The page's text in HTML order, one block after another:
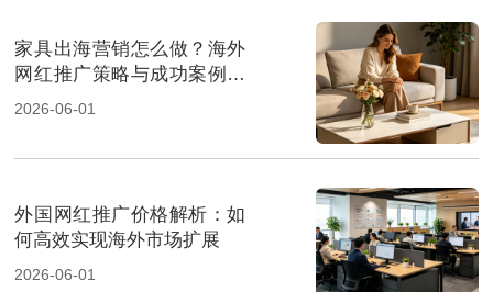
家具出海营销怎么做？海外
网红推广策略与成功案例解
析
2026-06-01
外国网红推广价格解析：如
何高效实现海外市场扩展
2026-06-01